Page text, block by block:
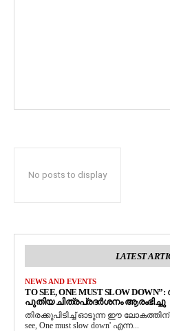
No posts to display
LATEST
NEWS AND EVENTS
TO SEE, ONE MUST SLOW
പുതിയ ചിത്രപ്രദർശനം ആരംഭിച്ചു
തിരക്കുപിടിച്ച് ഓടുന്ന ഈ ലോകത്തിന്
see, One must slow down' എന്ന...